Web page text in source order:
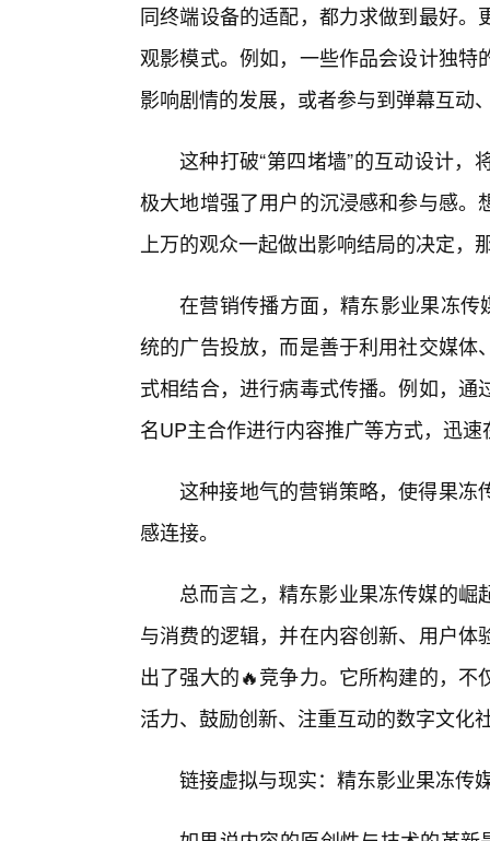
同终端设备的适配，都力求做到最好
观影模式。例如，一些作品会设计独
影响剧情的发展，或者参与到弹幕互动
这种打破“第四堵墙”的互动设计
极大地增强了用户的沉浸感和参与感
上万的观众一起做出影响结局的决定，
在营销传播方面，精东影业果冻传
统的广告投放，而是善于利用社交媒
式相结合，进行病毒式传播。例如，
名UP主合作进行内容推广等方式，迅
这种接地气的营销策略，使得果冻
感连接。
总而言之，精东影业果冻传媒的
与消费的逻辑，并在内容创新、用户
出了强大的🔥竞争力。它所构建的，
活力、鼓励创新、注重互动的数字文化
链接虚拟与现实：精东影业果冻传